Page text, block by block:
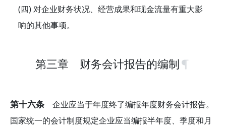
(四) 对企业财务状况、经营成果和现金流量有重大影
响的其他事项。
第三章 财务会计报告的编制
第十六条 企业应当于年度终了编报年度财务会计报告。
国家统一的会计制度规定企业应当编报半年度、季度和月